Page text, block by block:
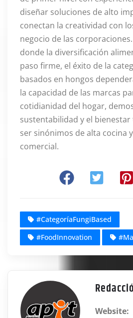
diseñar soluciones de alto
conectan la creatividad con
negocio de las
donde la diversificación
paso firme, el éxito de la
basados en hongos
la capacidad de las marcas
cotidianidad del hogar,
sustentabilidad y el
ser sinónimos de alta cocina
comercial.
#CategoríaFungiBased
#FoodInnovation
Website: